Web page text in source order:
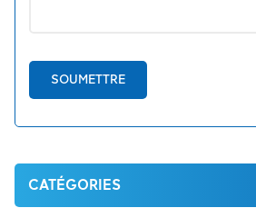
SOUMETTRE
CATÉGORIES